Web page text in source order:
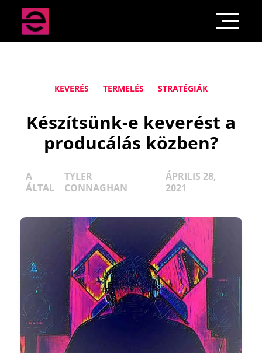
KEVERÉS TERMELÉS STRATÉGIÁK
Készítsünk-e keverést a
producálás közben?
A
ÁLTAL
TYLER
CONNAGHAN
ÁPRILIS 28,
2021